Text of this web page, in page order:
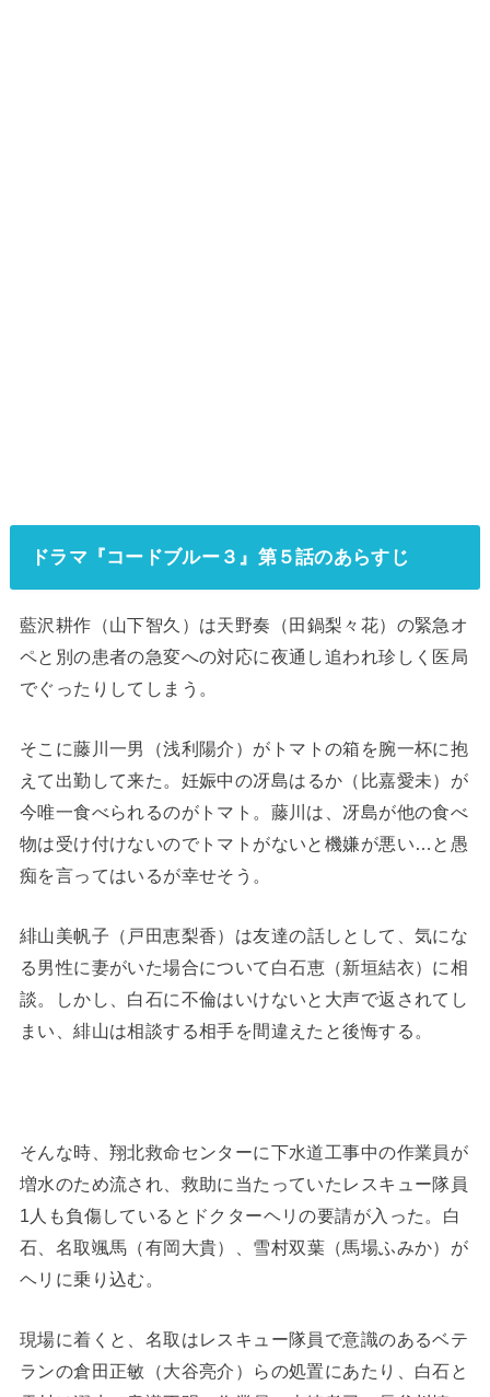
ドラマ『コードブルー３』第５話のあらすじ
藍沢耕作（山下智久） は天野奏（田鍋梨々花）の緊急オ
ペと別の患者の急変への対応に夜通し追われ珍しく医局
でぐったりしてしまう。
そこに藤川一男（浅利陽介） がトマトの箱を腕一杯に抱
えて出勤して来た。妊娠中の冴島はるか（比嘉愛未） が
今唯一食べられるのがトマト。藤川は、冴島が他の食べ
物は受け付けないのでトマトがないと機嫌が悪い…と愚
痴を言ってはいるが幸せそう。
緋山美帆子（戸田恵梨香） は友達の話しとして、気にな
る男性に妻がいた場合について 白石恵（新垣結衣） に相
談。しかし、白石に不倫はいけないと大声で返されてし
まい、緋山は相談する相手を間違えたと後悔する。
そんな時、翔北救命センターに下水道工事中の作業員が
増水のため流され、救助に当たっていたレスキュー隊員
1人も負傷しているとドクターヘリの要請が入った。白
石、 名取颯馬（有岡大貴） 雪村双葉（馬場ふみか） が
ヘリに乗り込む。
現場に着くと、名取はレスキュー隊員で意識のあるベテ
ランの倉田正敏（大谷亮介）らの処置にあたり、白石と